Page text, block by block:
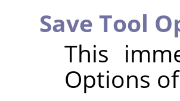
Save Tool
This
Options